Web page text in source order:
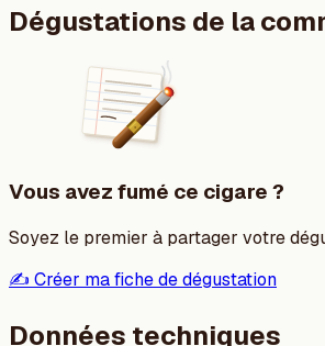
Dégustations de la
Vous avez fumé ce cigare ?
Soyez le premier à partager votre
✍️ Créer ma fiche de dégustation
Données techniques